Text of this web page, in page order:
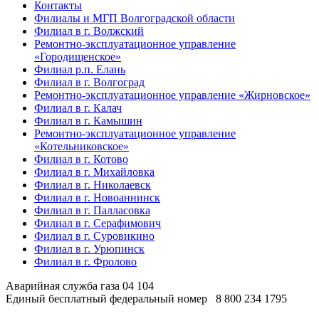
Контакты
Филиалы и МГП Волгоградской области
Филиал в г. Волжский
Ремонтно-эксплуатационное управление
«Городищенское»
Филиал р.п. Елань
Филиал в г. Волгоград
Ремонтно-эксплуатационное управление «Жирновское»
Филиал в г. Калач
Филиал в г. Камышин
Ремонтно-эксплуатационное управление
«Котельниковское»
Филиал в г. Котово
Филиал в г. Михайловка
Филиал в г. Николаевск
Филиал в г. Новоаннинск
Филиал в г. Палласовка
Филиал в г. Серафимович
Филиал в г. Суровикино
Филиал в г. Урюпинск
Филиал в г. Фролово
Аварийная служба газа 04 104
Единый бесплатный федеральный номер
8 800 234 1795